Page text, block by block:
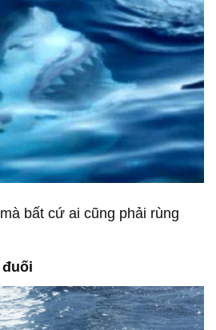
bất cứ ai cũng phải rùng